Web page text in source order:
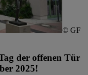
© GF
der offenen Tür
2025!